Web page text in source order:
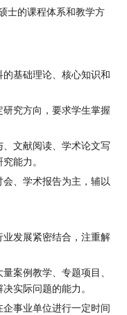
士的课程体系和教学方
基础理论、核心知识和
究方向，要求学生掌握
文献阅读、学术论文写
能力。
会、学术报告为主，辅以
业发展紧密结合，注重解
案例教学、专题项目、
实际问题的能力。
事业单位进行一定时间